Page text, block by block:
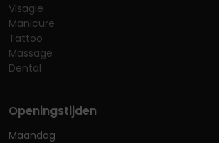
Visagie
Manicure
Tattoo
Massage
Dental
Openingstijden
Maandag